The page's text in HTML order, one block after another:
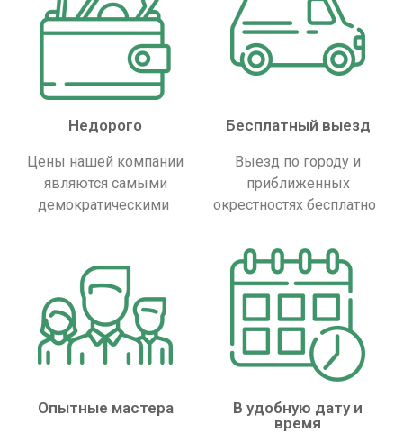
Недорого
Цены нашей компании
являются самыми
демократическими
Бесплатный выезд
Выезд по городу и
приближенных
окрестностях бесплатно
Опытные мастера
В удобную дату и
время